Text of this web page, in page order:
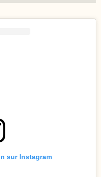
sur Instagram